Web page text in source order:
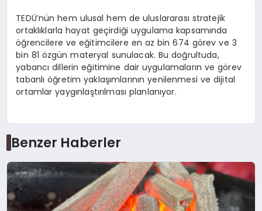
TEDÜ’nün hem ulusal hem de uluslararası stratejik
ortaklıklarla hayat geçirdiği uygulama kapsamında
öğrencilere ve eğitimcilere en az bin 674 görev ve 3
bin 81 özgün materyal sunulacak. Bu doğrultuda,
yabancı dillerin eğitimine dair uygulamaların ve görev
tabanlı öğretim yaklaşımlarının yenilenmesi ve dijital
ortamlar yaygınlaştırılması planlanıyor.
Benzer Haberler